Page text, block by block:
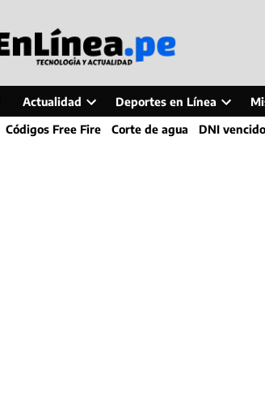
Actualidad
Open
dropdown
Deportes en Línea
Open
dropdown
Códigos Free Fire Corte de agua DNI vencido